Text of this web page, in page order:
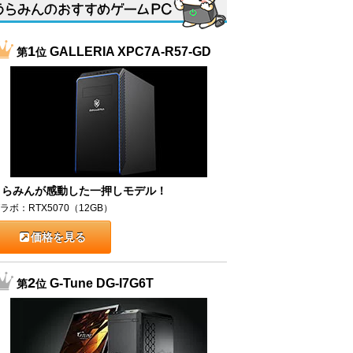
第1位GALLERIA XPC7A-R57-GD
みんが感動した一押しモデル！
ボ：RTX5070（12GB）
価格を見る
第2位G-Tune DG-I7G6T